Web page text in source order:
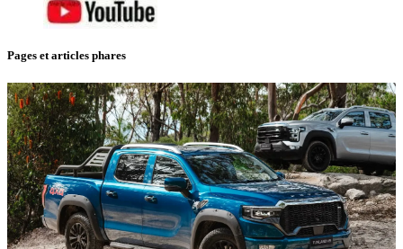
Pages et articles phares